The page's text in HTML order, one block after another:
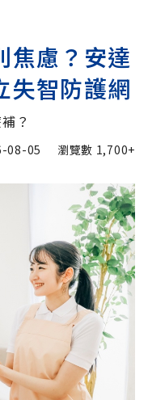
焦慮？安達
失智防護網
？
08-05 瀏覽數 1,700+